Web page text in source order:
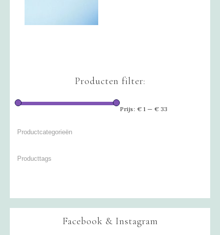
Producten filter:
Prijs: € 1 — € 33
Facebook & Instagram